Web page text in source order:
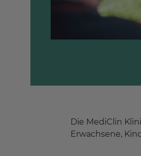
Die MediClin
Erwachsene,